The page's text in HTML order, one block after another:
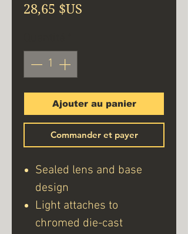
28,65 $US
Ajouter au panier
Commander et payer
Sealed lens and base
design
Light attaches to
chromed die-cast